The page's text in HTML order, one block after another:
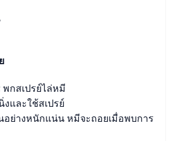
พกสเปรย์ไล่หมี
และใช้สเปรย์
ย่างหนักแน่น หมีจะถอยเมื่อพบการ